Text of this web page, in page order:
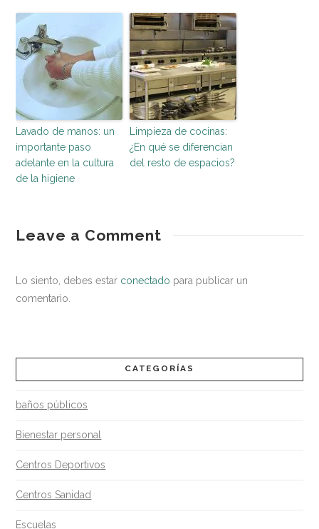
Lavado de manos: un
importante paso
adelante en la cultura
de la higiene
Limpieza de cocinas:
¿En qué se diferencian
del resto de espacios?
saludableInfografía:
prevenir
contagios
Leave a Comment
Lo siento, debes estar conectado para publicar un
comentario.
CATEGORÍAS
baños públicos
Bienestar personal
Centros Deportivos
Centros Sanidad
Escuelas